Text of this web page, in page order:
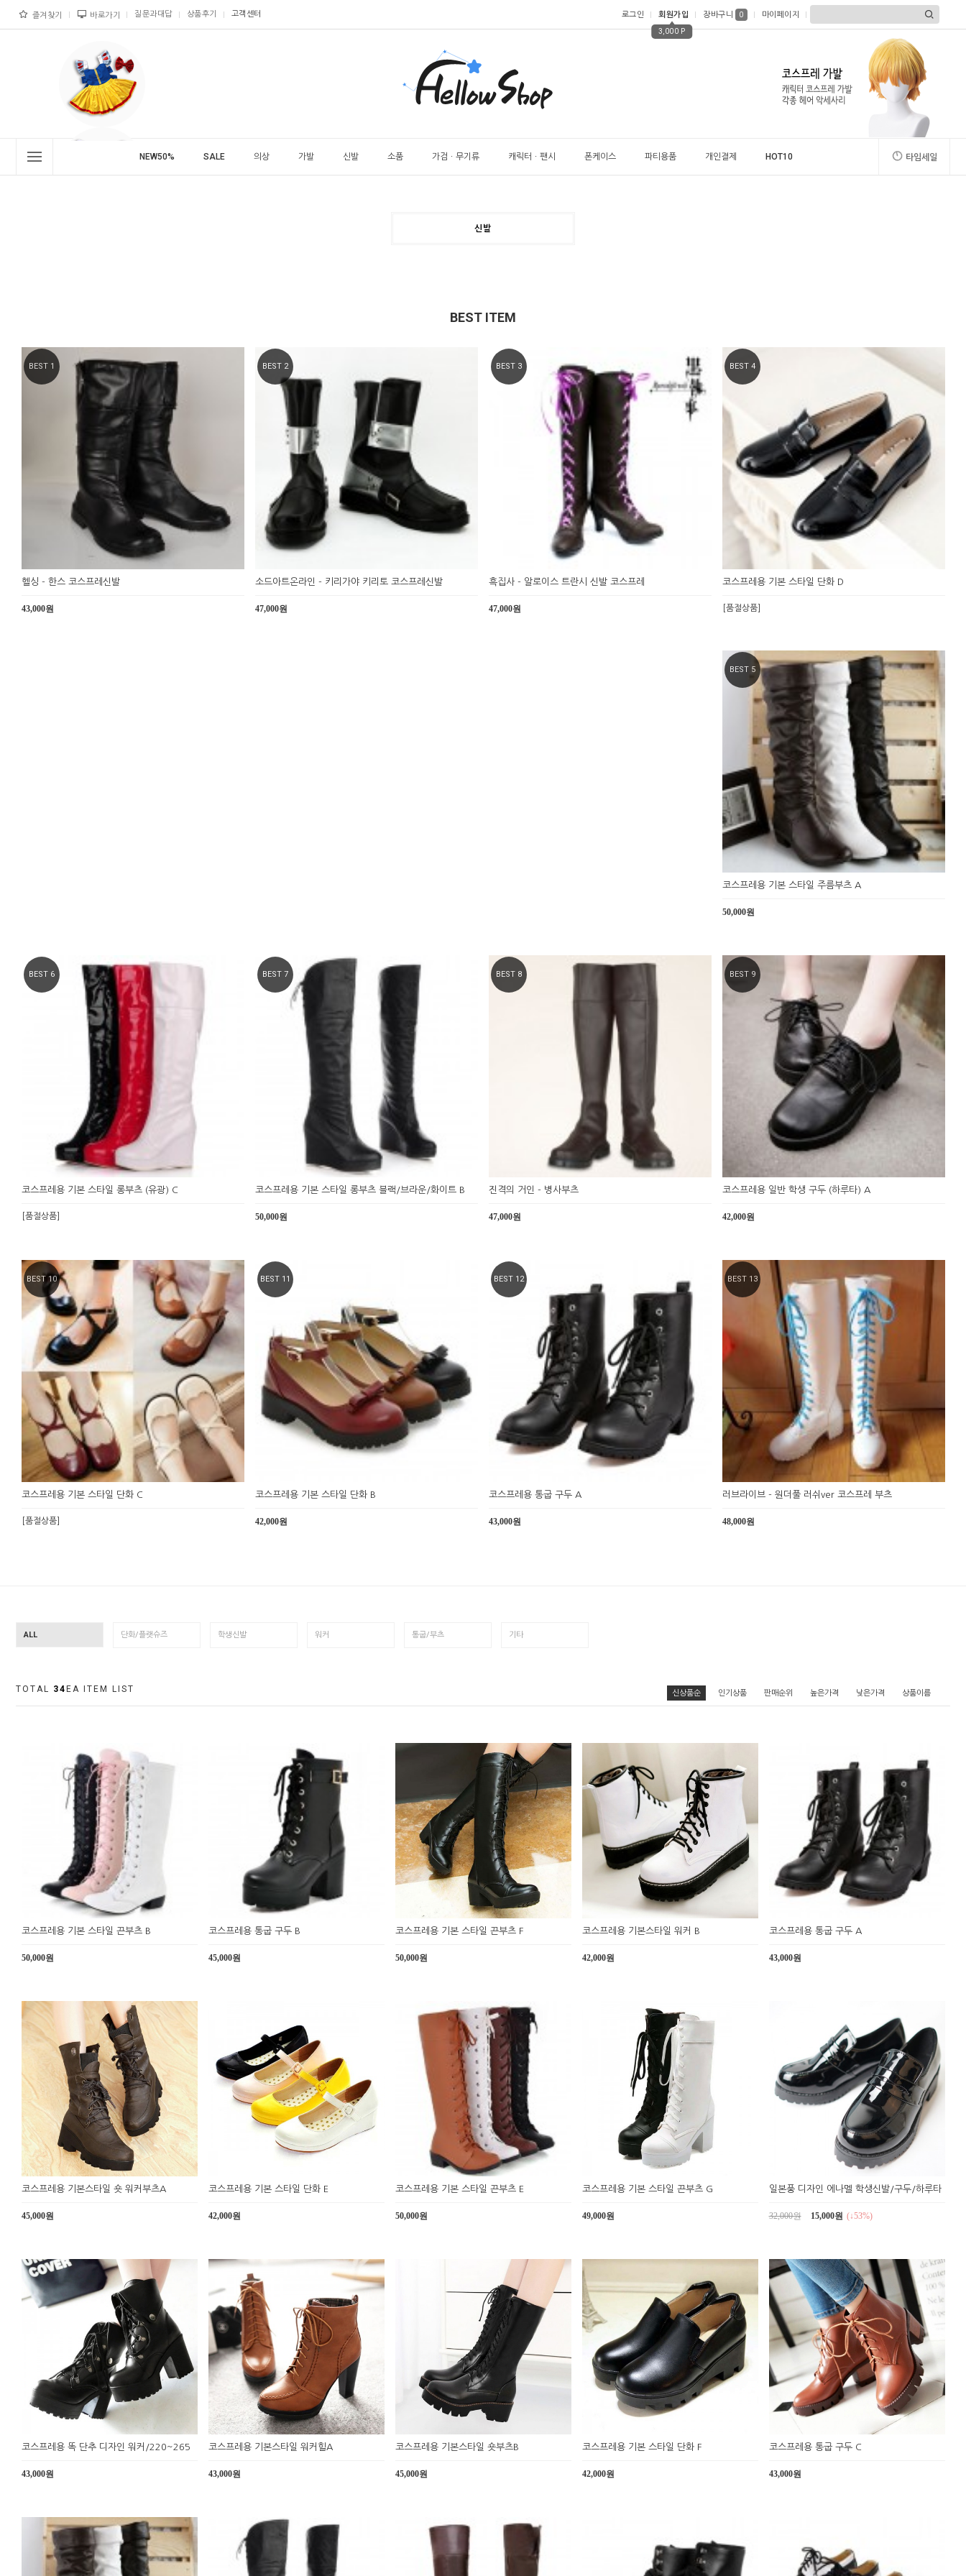
즐겨찾기 바로가기 질문과대답 상품후기 고객센터 로그인 회원가입
3,000 P
장바구니 0 마이페이지
NEW50% SALE 의상 가발 신발 소품 가검ㆍ무기류 캐릭터ㆍ팬시 폰케이스 파티용품 개인결제 HOT10 타임세일
신발
BEST ITEM
BEST 1
헬싱 - 한스 코스프레신발
43,000원
BEST 2
소드아트온라인 - 키리가야 키리토 코스프레신발
47,000원
BEST 3
흑집사 - 알로이스 트란시 신발 코스프레
47,000원
BEST 4
코스프레용 기본 스타일 단화 D
[품절상품]
BEST 5
코스프레용 기본 스타일 주름부츠 A
50,000원
BEST 6
코스프레용 기본 스타일 롱부츠 (유광) C
[품절상품]
BEST 7
코스프레용 기본 스타일 롱부츠 블랙/브라운/화이트 B
50,000원
BEST 8
진격의 거인 - 병사부츠
47,000원
BEST 9
코스프레용 일반 학생 구두 (하루타) A
42,000원
BEST 10
코스프레용 기본 스타일 단화 C
[품절상품]
BEST 11
코스프레용 기본 스타일 단화 B
42,000원
BEST 12
코스프레용 통굽 구두 A
43,000원
BEST 13
러브라이브 - 원더풀 러쉬ver 코스프레 부츠
48,000원
ALL 단화/플랫슈즈 학생신발 워커 통굽/부츠 기타
TOTAL 34 EA ITEM LIST 신상품순 인기상품 판매순위 높은가격 낮은가격 상품이름
코스프레용 기본 스타일 끈부츠 B
50,000원
코스프레용 통굽 구두 B
45,000원
코스프레용 기본 스타일 끈부츠 F
50,000원
코스프레용 기본스타일 워커 B
42,000원
코스프레용 통굽 구두 A
43,000원
코스프레용 기본스타일 숏 워커부츠A
45,000원
코스프레용 기본 스타일 단화 E
42,000원
코스프레용 기본 스타일 끈부츠 E
50,000원
코스프레용 기본 스타일 끈부츠 G
49,000원
일본풍 디자인 에나멜 학생신발/구두/하루타
32,000원 15,000원 (↓53%)
코스프레용 똑 단추 디자인 워커/220~265
43,000원
코스프레용 기본스타일 워커힐A
43,000원
코스프레용 기본스타일 숏부츠B
45,000원
코스프레용 기본 스타일 단화 F
42,000원
코스프레용 통굽 구두 C
43,000원